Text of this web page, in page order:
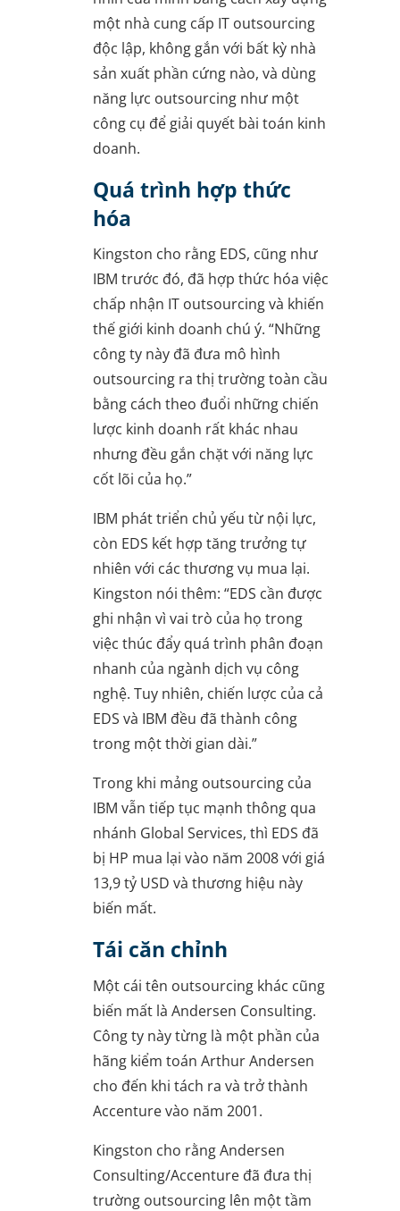
một nhà cung cấp IT outsourcing
độc lập, không gắn với bất kỳ nhà
sản xuất phần cứng nào, và dùng
năng lực outsourcing như một
công cụ để giải quyết bài toán kinh
doanh.
Quá trình hợp thức
hóa
Kingston cho rằng EDS, cũng như
IBM trước đó, đã hợp thức hóa việc
chấp nhận IT outsourcing và khiến
thế giới kinh doanh chú ý. “Những
công ty này đã đưa mô hình
outsourcing ra thị trường toàn cầu
bằng cách theo đuổi những chiến
lược kinh doanh rất khác nhau
nhưng đều gắn chặt với năng lực
cốt lõi của họ.”
IBM phát triển chủ yếu từ nội lực,
còn EDS kết hợp tăng trưởng tự
nhiên với các thương vụ mua lại.
Kingston nói thêm: “EDS cần được
ghi nhận vì vai trò của họ trong
việc thúc đẩy quá trình phân đoạn
nhanh của ngành dịch vụ công
nghệ. Tuy nhiên, chiến lược của cả
EDS và IBM đều đã thành công
trong một thời gian dài.”
Trong khi mảng outsourcing của
IBM vẫn tiếp tục mạnh thông qua
nhánh Global Services, thì EDS đã
bị HP mua lại vào năm 2008 với giá
13,9 tỷ USD và thương hiệu này
biến mất.
Tái căn chỉnh
Một cái tên outsourcing khác cũng
biến mất là Andersen Consulting.
Công ty này từng là một phần của
hãng kiểm toán Arthur Andersen
cho đến khi tách ra và trở thành
Accenture vào năm 2001.
Kingston cho rằng Andersen
Consulting/Accenture đã đưa thị
trường outsourcing lên một tầm